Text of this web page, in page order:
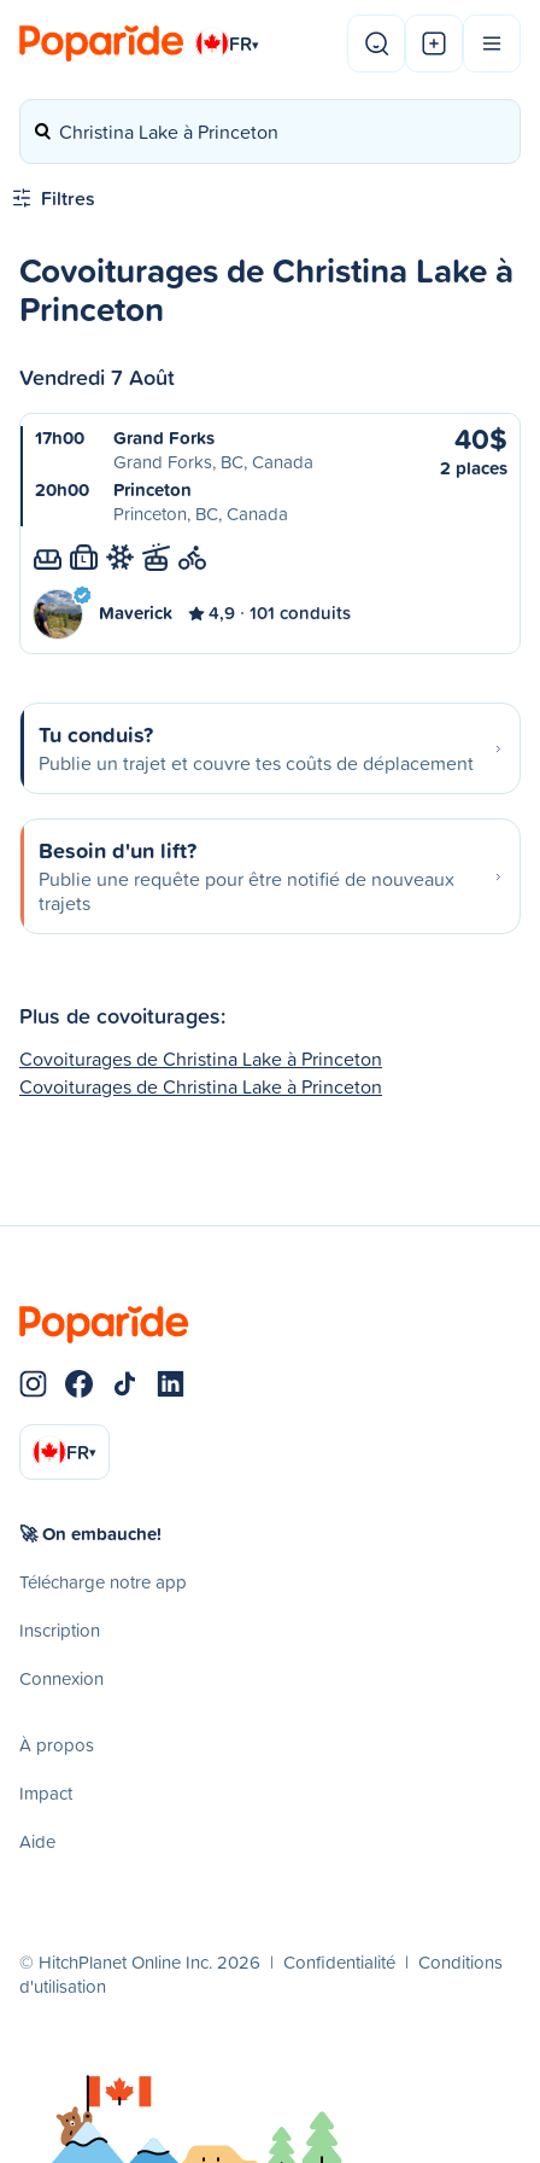
FR▾
Christina Lake à Princeton
Filtres
Covoiturages de Christina Lake à
Princeton
Vendredi 7 Août
17h00
Grand Forks
Grand Forks, BC, Canada
20h00
Princeton
Princeton, BC, Canada
40$
2 places
L
Maverick 4,9 101 conduits
Tu conduis?
Publie un trajet et couvre tes coûts de déplacement
Besoin d'un lift?
Publie une requête pour être notifié de nouveaux
trajets
Plus de covoiturages:
Covoiturages de Christina Lake à Princeton
Covoiturages de Christina Lake à Princeton
FR▾
🚀 On embauche!
Télécharge notre app
Inscription
Connexion
À propos
Impact
Aide
© HitchPlanet Online Inc. 2026 | Confidentialité | Conditions
d'utilisation